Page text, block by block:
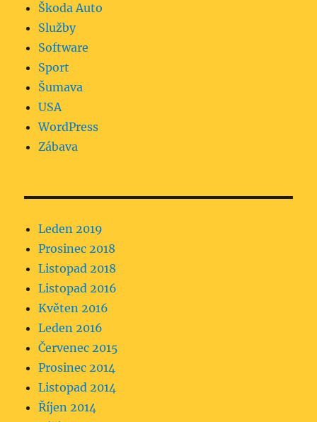
Škoda Auto
Služby
Software
Sport
Šumava
USA
WordPress
Zábava
Leden 2019
Prosinec 2018
Listopad 2018
Listopad 2016
Květen 2016
Leden 2016
Červenec 2015
Prosinec 2014
Listopad 2014
Říjen 2014